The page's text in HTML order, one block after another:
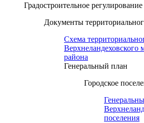
Градостроительное регулирование
Документы
Схема
Верхнеландеховского
района
Генеральный план
Городское
поселения